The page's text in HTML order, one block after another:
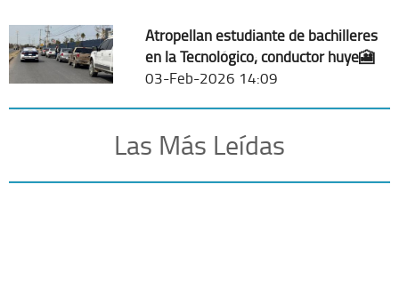
Atropellan estudiante de bachilleres
en la Tecnológico; conductor huye🎦
03-Feb-2026 14:09
Las Más Leídas